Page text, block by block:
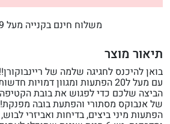
משלוח חינם בקנייה מעל 499 ש״ח
תיאור מוצר
בואן להיכנס לחגיגה שלמה של
עם מעל ל20 הפתעות ומגוון
הביצה שלכם כדי לפגוש את בובת
הפתעות מיני ביצים, בדיחות ואביזרי